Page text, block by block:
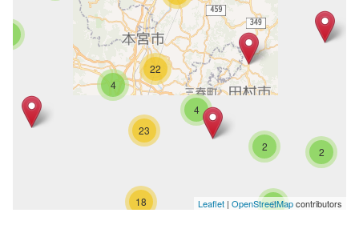
22
2
2
4
2
18
23
4
Leaflet | OpenStreetMapcontributors